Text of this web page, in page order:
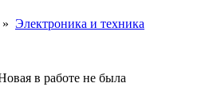
» Электроника и техника
в работе не была